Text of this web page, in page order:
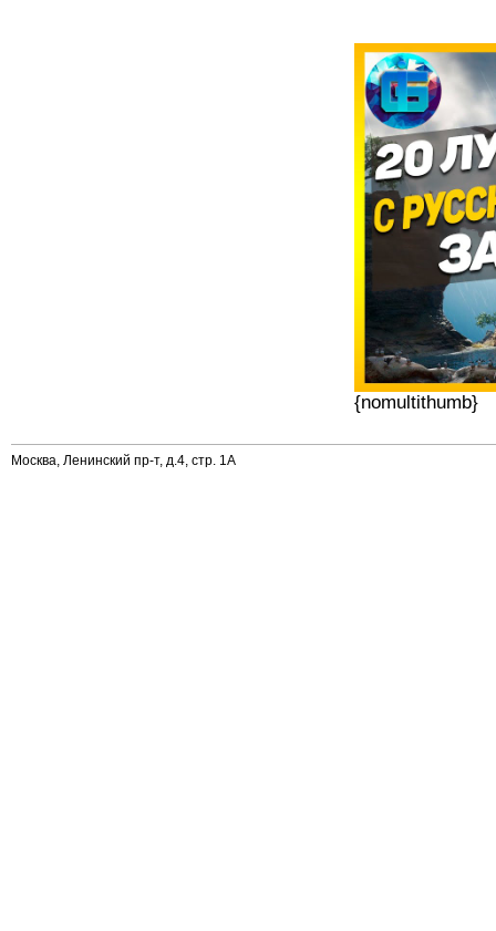
{nomultithumb}
Москва, Ленинский пр-т, д.4, стр. 1А